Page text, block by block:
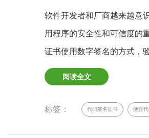
软件开发者和厂商越来越意
用程序的安全性和可信度的
证书使用数字签名的方式，
阅读全文
标签： 代码签名证书 便宜